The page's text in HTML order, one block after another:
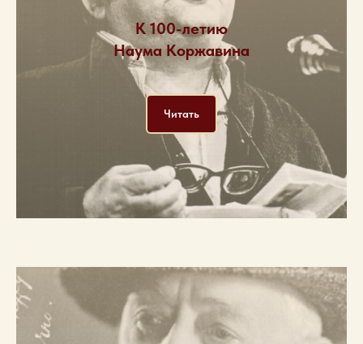
К 100-летию
Наума Коржавина
Читать